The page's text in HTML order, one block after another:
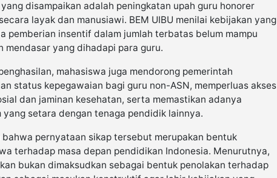
disampaikan adalah peningkatan upah guru honorer
layak dan manusiawi. BEM UIBU menilai kebijakan yang
pemberian insentif dalam jumlah terbatas belum mampu
mendasar yang dihadapi para guru.
mahasiswa juga mendorong pemerintah
status kepegawaian bagi guru non-ASN, memperluas akses
dan jaminan kesehatan, serta memastikan adanya
yang setara dengan tenaga pendidik lainnya.
bahwa pernyataan sikap tersebut merupakan bentuk
terhadap masa depan pendidikan Indonesia. Menurutnya,
bukan dimaksudkan sebagai bentuk penolakan terhadap